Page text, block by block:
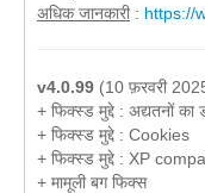
अधिक जानकारी: https://
v4.0.99 (10 फ़रवरी
+ फिक्स्ड मुद्दे : अद्यतनों का
+ फिक्स्ड मुद्दे : Cookies
+ फिक्स्ड मुद्दे : XP
+ मामूली बग फिक्स